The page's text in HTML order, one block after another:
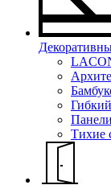
Тихие